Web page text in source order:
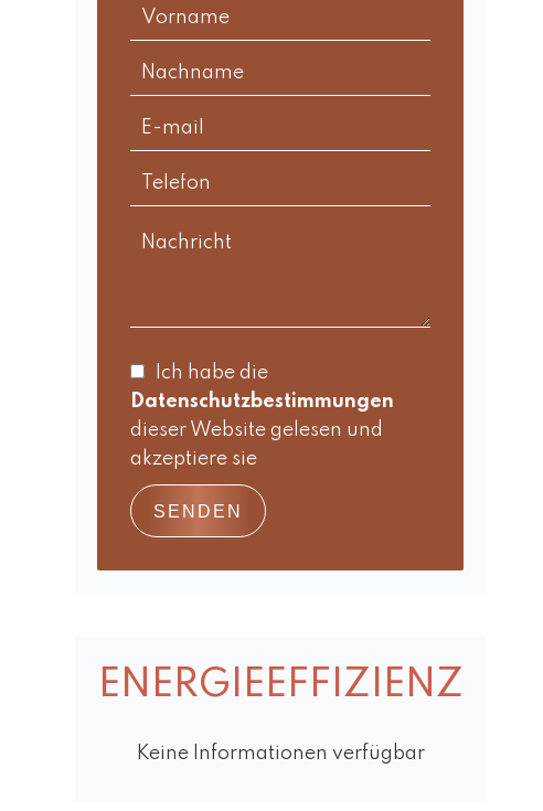
Ich habe die
Datenschutzbestimmungen
dieser Website gelesen und
akzeptiere sie
SENDEN
ENERGIEEFFIZIENZ
Keine Informationen verfügbar